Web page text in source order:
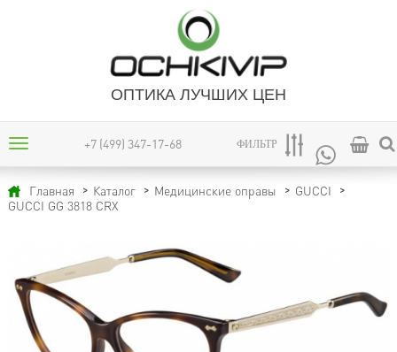
ОПТИКА ЛУЧШИХ ЦЕН
+7 (499) 347-17-68 ФИЛЬТР
Главная Каталог Медицинские оправы
GUCCI
GUCCI GG 3818 CRX